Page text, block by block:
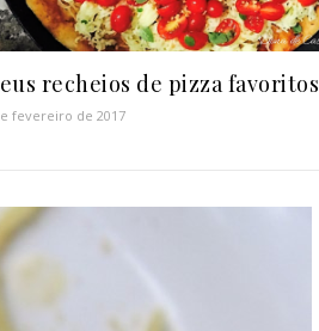
recheios de pizza favoritos
fevereiro de 2017